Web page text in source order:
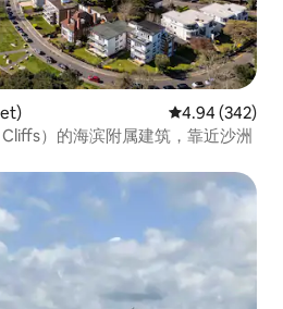
平均评分 4.94
4.94 (342)
）的海滨附属建筑，靠近沙洲